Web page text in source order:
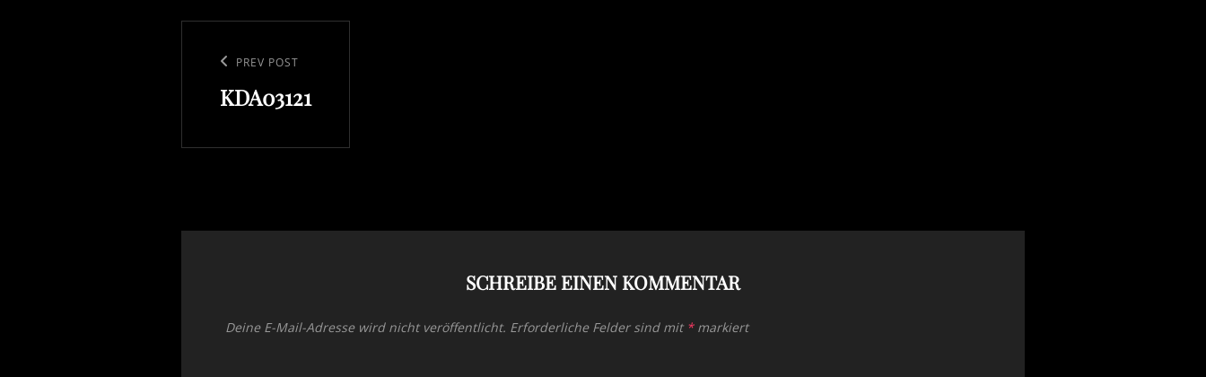
Previous
Post
PREV POST
KDA03121
SCHREIBE EINEN KOMMENTAR
Deine E-Mail-Adresse wird nicht veröffentlicht. Erforderliche Felder sind mit *markiert